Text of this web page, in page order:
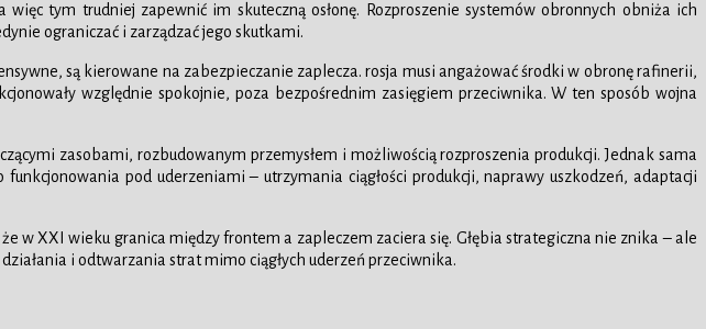
tym trudniej zapewnić im skuteczną osłonę. Rozproszenie systemów obronnych obniża ich
ograniczać i zarządzać jego skutkami.
są kierowane na zabezpieczanie zaplecza. rosja musi angażować środki w obronę rafinerii,
względnie spokojnie, poza bezpośrednim zasięgiem przeciwnika. W ten sposób wojna
zasobami, rozbudowanym przemysłem i możliwością rozproszenia produkcji. Jednak sama
pod uderzeniami – utrzymania ciągłości produkcji, naprawy uszkodzeń, adaptacji
w XXI wieku granica między frontem a zapleczem zaciera się. Głębia strategiczna nie znika – ale
i odtwarzania strat mimo ciągłych uderzeń przeciwnika.